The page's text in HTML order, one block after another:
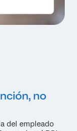
no
del empleado